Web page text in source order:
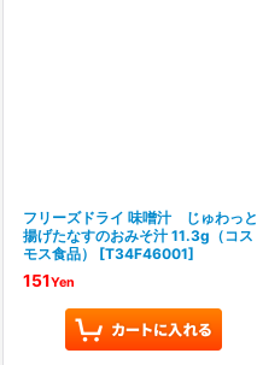
フリーズドライ 味噌汁 じゅわっと
揚げたなすのおみそ汁 11.3g（コス
モス食品）
[T34F46001]
151Yen